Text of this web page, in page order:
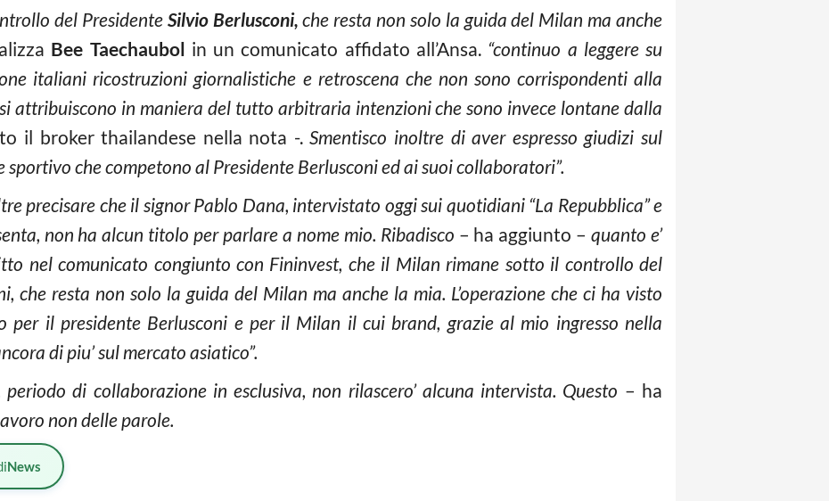
del Presidente Silvio Berlusconi, che resta non solo la guida del Milan ma anche
Bee Taechaubol in un comunicato affidato all’Ansa.“continuo a leggere su
italiani ricostruzioni giornalistiche e retroscena che non sono corrispondenti alla
attribuiscono in maniera del tutto arbitraria intenzioni che sono invece lontane dalla
il broker thailandese nella nota -.Smentisco inoltre di aver espresso giudizi sul
sportivo che competono al Presidente Berlusconi ed ai suoi collaboratori”.
precisare che il signor Pablo Dana, intervistato oggi sui quotidiani “La Repubblica” e
non ha alcun titolo per parlare a nome mio. Ribadisco – ha aggiunto –quanto e’
nel comunicato congiunto con Fininvest, che il Milan rimane sotto il controllo del
che resta non solo la guida del Milan ma anche la mia. L’operazione che ci ha visto
per il presidente Berlusconi e per il Milan il cui brand, grazie al mio ingresso nella
di piu’ sul mercato asiatico”.
di collaborazione in esclusiva, non rilascero’ alcuna intervista. Questo – ha
non delle parole.
News